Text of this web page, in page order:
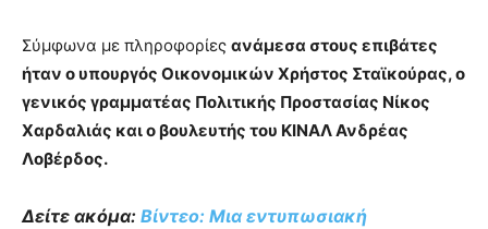
Σύμφωνα με πληροφορίες ανάμεσα στους επιβάτες
ήταν ο υπουργός Οικονομικών Χρήστος Σταϊκούρας, ο
γενικός γραμματέας Πολιτικής Προστασίας Νίκος
Χαρδαλιάς και ο βουλευτής του ΚΙΝΑΛ Ανδρέας
Λοβέρδος.
Δείτε ακόμα: Βίντεο: Μια εντυπωσιακή